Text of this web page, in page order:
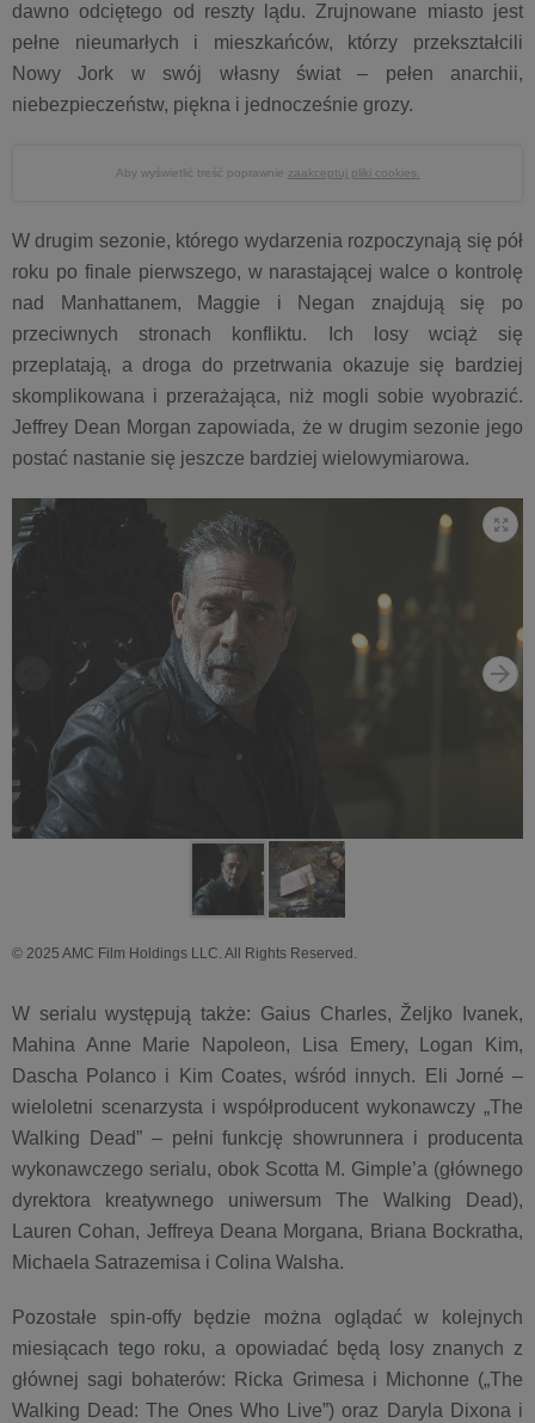
dawno odciętego od reszty lądu. Zrujnowane miasto jest
pełne nieumarłych i mieszkańców, którzy przekształcili
Nowy Jork w swój własny świat – pełen anarchii,
niebezpieczeństw, piękna i jednocześnie grozy.
Aby wyświetlić treść poprawnie zaakceptuj pliki cookies.
W drugim sezonie, którego wydarzenia rozpoczynają się pół
roku po finale pierwszego, w narastającej walce o kontrolę
nad Manhattanem, Maggie i Negan znajdują się po
przeciwnych stronach konfliktu. Ich losy wciąż się
przeplatają, a droga do przetrwania okazuje się bardziej
skomplikowana i przerażająca, niż mogli sobie wyobrazić.
Jeffrey Dean Morgan zapowiada, że w drugim sezonie jego
postać nastanie się jeszcze bardziej wielowymiarowa.
© 2025 AMC Film Holdings LLC. All Rights Reserved.
W serialu występują także: Gaius Charles, Željko Ivanek,
Mahina Anne Marie Napoleon, Lisa Emery, Logan Kim,
Dascha Polanco i Kim Coates, wśród innych. Eli Jorné –
wieloletni scenarzysta i współproducent wykonawczy „The
Walking Dead” – pełni funkcję showrunnera i producenta
wykonawczego serialu, obok Scotta M. Gimple’a (głównego
dyrektora kreatywnego uniwersum The Walking Dead),
Lauren Cohan, Jeffreya Deana Morgana, Briana Bockratha,
Michaela Satrazemisa i Colina Walsha.
Pozostałe spin-offy będzie można oglądać w kolejnych
miesiącach tego roku, a opowiadać będą losy znanych z
głównej sagi bohaterów: Ricka Grimesa i Michonne („The
Walking Dead: The Ones Who Live”) oraz Daryla Dixona i